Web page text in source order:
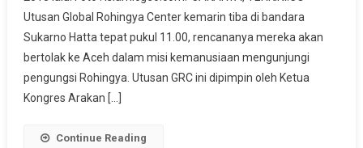
(GRC)
Mengunjungi
Indonesia
Utusan Global Rohingya Center kemarin tiba di bandara
Sukarno Hatta tepat pukul 11.00, rencananya mereka akan
bertolak ke Aceh dalam misi kemanusiaan mengunjungi
pengungsi Rohingya. Utusan GRC ini dipimpin oleh Ketua
Kongres Arakan […]
Continue Reading